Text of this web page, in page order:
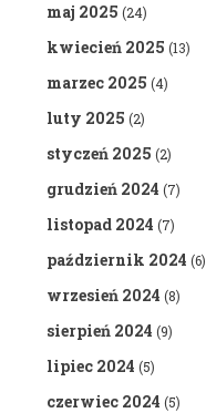
maj 2025 (24)
kwiecień 2025 (13)
marzec 2025 (4)
luty 2025 (2)
styczeń 2025 (2)
grudzień 2024 (7)
listopad 2024 (7)
październik 2024 (6)
wrzesień 2024 (8)
sierpień 2024 (9)
lipiec 2024 (5)
czerwiec 2024 (5)